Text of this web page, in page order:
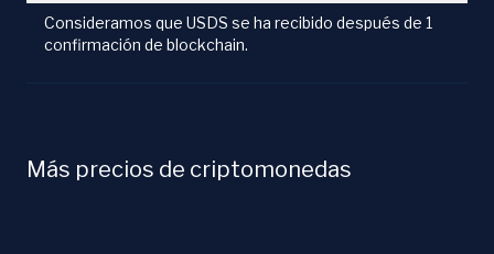
Consideramos que USDS se ha recibido después de 1
confirmación de blockchain.
Más precios de criptomonedas